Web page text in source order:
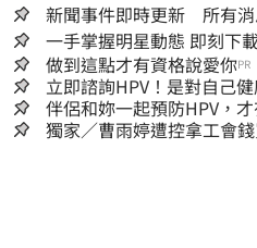
新聞事件即時更新 所有消
一手掌握明星
做到這點才有資格說愛你PR
立即諮詢HPV！是對自己
嫌晚！
伴侶和妳一起預防HPV，才
獨家／曹雨婷遭控拿工會